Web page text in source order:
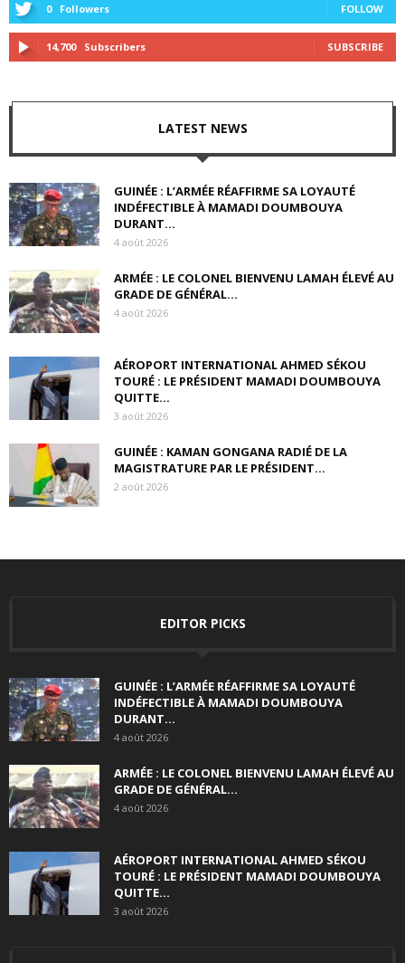
0 Followers FOLLOW
14,700 Subscribers SUBSCRIBE
LATEST NEWS
GUINÉE : L’ARMÉE RÉAFFIRME SA LOYAUTÉ
INDÉFECTIBLE À MAMADI DOUMBOUYA
DURANT...
4 août 2026
ARMÉE : LE COLONEL BIENVENU LAMAH ÉLEVÉ AU
GRADE DE GÉNÉRAL...
4 août 2026
AÉROPORT INTERNATIONAL AHMED SÉKOU
TOURÉ : LE PRÉSIDENT MAMADI DOUMBOUYA
QUITTE...
3 août 2026
GUINÉE : KAMAN GONGANA RADIÉ DE LA
MAGISTRATURE PAR LE PRÉSIDENT...
2 août 2026
EDITOR PICKS
GUINÉE : L’ARMÉE RÉAFFIRME SA LOYAUTÉ
INDÉFECTIBLE À MAMADI DOUMBOUYA
DURANT...
4 août 2026
ARMÉE : LE COLONEL BIENVENU LAMAH ÉLEVÉ AU
GRADE DE GÉNÉRAL...
4 août 2026
AÉROPORT INTERNATIONAL AHMED SÉKOU
TOURÉ : LE PRÉSIDENT MAMADI DOUMBOUYA
QUITTE...
3 août 2026